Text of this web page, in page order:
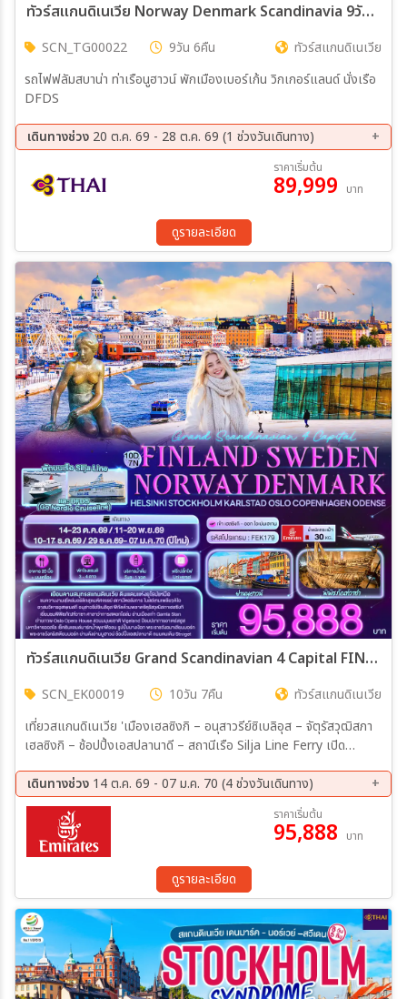
ทัวร์สแกนดิเนเวีย Norway Denmark Scandinavia 9วัน 6คืน (TG)
SCN_TG00022 9วัน 6คืน
ทัวร์สแกนดิเนเวีย
รถไฟฟลัมสบาน่า ท่าเรือนูฮาวน์ พักเมืองเบอร์เก้น วิกเกอร์แลนด์ นั่งเรือ
DFDS
เดินทางช่วง 20 ต.ค. 69 - 28 ต.ค. 69 (1 ช่วงวันเดินทาง)
ราคาเริ่มต้น
89,999 บาท
ดูรายละเอียด
ทัวร์สแกนดิเนเวีย Grand Scandinavian 4 Capital FINLAND SWEDEN NAORWAY DENMARK Helsinki Stockholm Karlstad Oslo Copenhagen Odense 10วัน 7คืน (EK)
SCN_EK00019 10วัน 7คืน
ทัวร์สแกนดิเนเวีย
เที่ยวสแกนดิเนเวีย 'เมืองเฮลซิงกิ – อนุสาวรีย์ซิเบลิอุส – จัตุรัสวุฒิสภา
เฮลซิงกิ – ช้อปปิ้งเอสปลานาดี – สถานีเรือ Silja Line Ferry เปิด
เมืองสตอกโฮล์ม ประเทศสวีเดน ท่าเรือสตอกโฮล์ม ประเทศสวีเดน –
เมืองสตอกโฮล์ม – พิพิธภัณฑ์วาซา(รวมเข้าชม) – ศาลาว่าการสตอกโฮล์ม
– ย่านเมืองเก่า Gamla Stan เมืองสตอกโฮล์ม – เมืองคาร์ลสตัด –
โบสถ์คาร์ลสตัด – เมืองออสโล ประเทศนอร์เวย์ เมืองออสโล – ป้อม
ปราการอาเคร์สฮูส – สวนมนุษยชาติ Vigeland Sculpture Park – รูป
ปั้น Gustav Vigeland Statue - โรงละครแห่งชาติ – โอเปร่าออสโล -
รัฐสภาแห่งนอร์เวย์ – มหาวิหารออสโล – สถานี DFDS (Go Nordic
Cruiseline) ท่าเรือ Go Nordic Pier – เปิดประสบการณ์ล่องเรือสำราญ
สู่ ประเทศเดนมาร์ก
เดินทางช่วง 14 ต.ค. 69 - 07 ม.ค. 70 (4 ช่วงวันเดินทาง)
14 ต.ค. 69 - 23 ต.ค. 69
11 พ.ย. 69 - 20 พ.ย. 69
08 ธ.ค. 69 - 17 ธ.ค. 69
29 ธ.ค. 69 - 07 ม.ค. 70
ราคาเริ่มต้น
95,888 บาท
ดูรายละเอียด